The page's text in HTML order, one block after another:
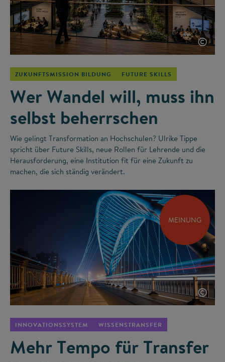
©
ZUKUNFTSMISSION BILDUNG FUTURE SKILLS
Wer Wandel will, muss ihn
selbst beherrschen
Wie gelingt Transformation an Hochschulen? Ulrike Tippe
spricht über Future Skills, neue Rollen für Lehrende und die
Herausforderung, eine Institution fit für eine Zukunft zu
machen, die sich ständig verändert.
MEINUNG
©
INNOVATIONSSYSTEM WISSENSTRANSFER
Mehr Tempo für Transfer